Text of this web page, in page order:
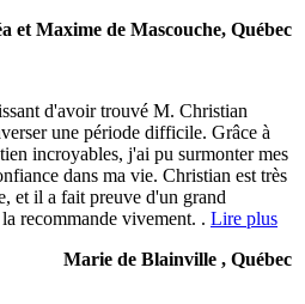
et Maxime de Mascouche, Québec
d'avoir trouvé M. Christian
une période difficile. Grâce à
incroyables, j'ai pu surmonter mes
dans ma vie. Christian est très
et il a fait preuve d'un grand
recommande vivement. . Lire plus
Marie de Blainville , Québec